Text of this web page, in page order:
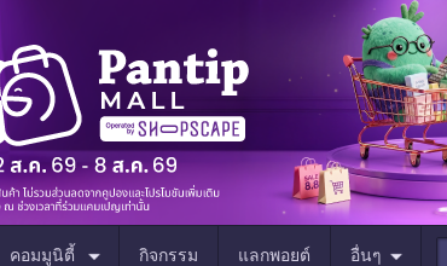
คอมมูนิตี้ กิจกรรม แลกพอยต์ อื่นๆ